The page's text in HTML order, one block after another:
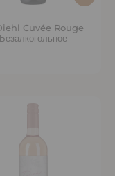
Cuvée Rouge
Безалкогольное